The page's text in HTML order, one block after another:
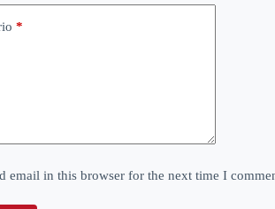
*
email in this browser for the next time I